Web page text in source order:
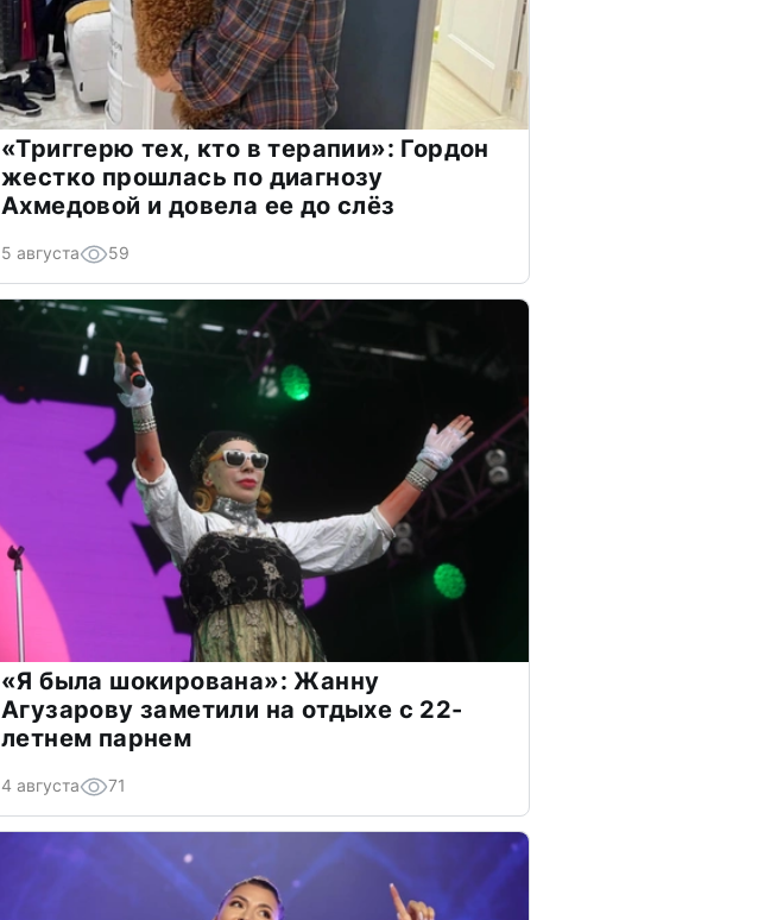
«Триггерю тех, кто в терапии»: Гордон
жестко прошлась по диагнозу
Ахмедовой и довела ее до слёз
5 августа 59
«Я была шокирована»: Жанну
Агузарову заметили на отдыхе с 22-
летнем парнем
4 августа 71